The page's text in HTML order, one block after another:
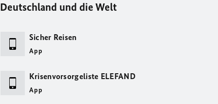
Deutschland und die Welt
Sicher Reisen
App
Krisenvorsorgeliste ELEFAND
App